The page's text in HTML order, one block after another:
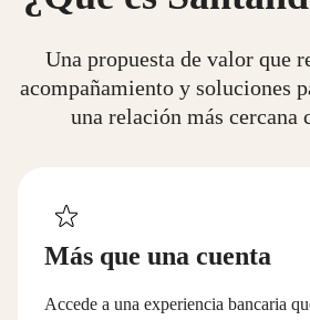
Una propuesta de valor que
acompañamiento y soluciones
una relación más cercana
Más que una cuenta
Accede a una experiencia bancaria